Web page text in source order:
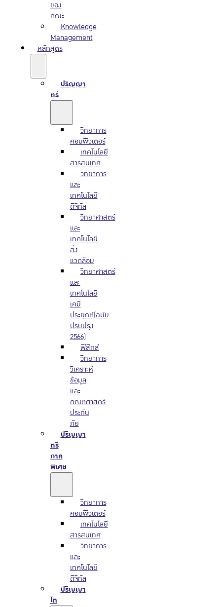
ของ
คณะ
Knowledge
Management
หลักสูตร
ปริญญา
ตรี
วิทยาการ
คอมพิวเตอร์
เทคโนโลยี
สารสนเทศ
วิทยาการ
และ
เทคโนโลยี
ดิจิทัล
วิทยาศาสตร์
และ
เทคโนโลยี
สิ่ง
แวดล้อม
วิทยาศาสตร์
และ
เทคโนโลยี
เคมี
ประยุกต์(ฉบับ
ปรับปรุง
2566)
ฟิสิกส์
วิทยาการ
วิเคราะห์
ข้อมูล
และ
คณิตศาสตร์
ประกัน
ภัย
ปริญญา
ตรี
ภาค
พิเศษ
วิทยาการ
คอมพิวเตอร์
เทคโนโลยี
สารสนเทศ
วิทยาการ
และ
เทคโนโลยี
ดิจิทัล
ปริญญา
โท